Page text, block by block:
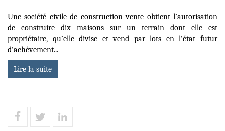
Une société civile de construction vente obtient l’autorisation
de construire dix maisons sur un terrain dont elle est
propriétaire, qu’elle divise et vend par lots en l’état futur
d’achèvement...
Lire la suite